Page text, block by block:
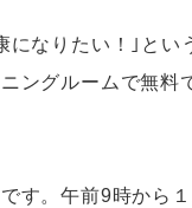
になりたい！｣とい
ングルームで無料
す。午前9時から